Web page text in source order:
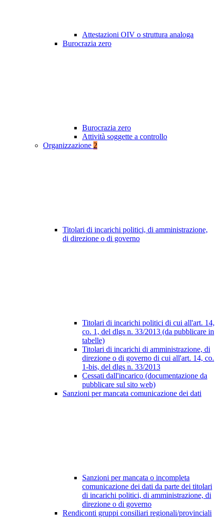
Attestazioni OIV o struttura analoga
Burocrazia zero
Burocrazia zero
Attività soggette a controllo
Organizzazione 2
Titolari di incarichi politici, di amministrazione,
di direzione o di governo
Titolari di incarichi politici di cui all'art. 14,
co. 1, del dlgs n. 33/2013 (da pubblicare in
tabelle)
Titolari di incarichi di amministrazione, di
direzione o di governo di cui all'art. 14, co.
1-bis, del dlgs n. 33/2013
Cessati dall'incarico (documentazione da
pubblicare sul sito web)
Sanzioni per mancata comunicazione dei dati
Sanzioni per mancata o incompleta
comunicazione dei dati da parte dei titolari
di incarichi politici, di amministrazione, di
direzione o di governo
Rendiconti gruppi consiliari regionali/provinciali